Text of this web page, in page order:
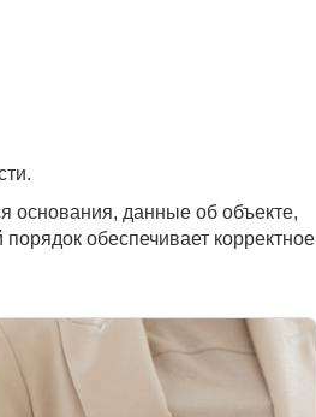
основания, данные об объекте,
обеспечивает корректное